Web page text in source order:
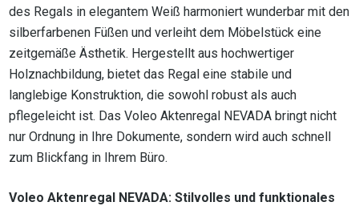
des Regals in elegantem Weiß harmoniert wunderbar mit den
silberfarbenen Füßen und verleiht dem Möbelstück eine
zeitgemäße Ästhetik. Hergestellt aus hochwertiger
Holznachbildung, bietet das Regal eine stabile und
langlebige Konstruktion, die sowohl robust als auch
pflegeleicht ist. Das Voleo Aktenregal NEVADA bringt nicht
nur Ordnung in Ihre Dokumente, sondern wird auch schnell
zum Blickfang in Ihrem Büro.
Voleo Aktenregal NEVADA: Stilvolles und funktionales